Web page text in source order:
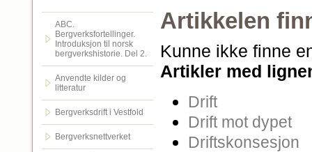
ABC.
Bergverksfortellinger.
Introduksjon til norsk
bergverkshistorie. Del 2.
Anvendte kilder og
litteratur
Bergverksdrift i Vestfold
Bergverksnettverket
Artikkelen
Kunne ikke finne
Artikler med
Drift
Drift mot dypet
Driftskonsesjon